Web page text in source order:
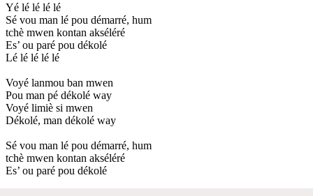
Yé lé lé lé lé
Sé vou man lé pou démarré, hum
tchè mwen kontan akséléré
Es’ ou paré pou dékolé
Lé lé lé lé lé
Voyé lanmou ban mwen
Pou man pé dékolé way
Voyé limiè si mwen
Dékolé, man dékolé way
Sé vou man lé pou démarré, hum
tchè mwen kontan akséléré
Es’ ou paré pou dékolé